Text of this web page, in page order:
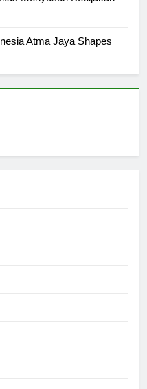
Menyusun Kebijakan
Atma Jaya Shapes